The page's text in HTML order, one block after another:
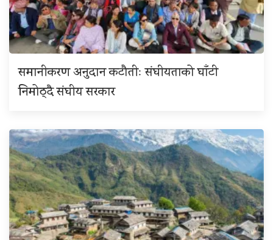
समानीकरण अनुदान कटौतीः संघीयताको घाँटी
निमोठ्दै संघीय सरकार